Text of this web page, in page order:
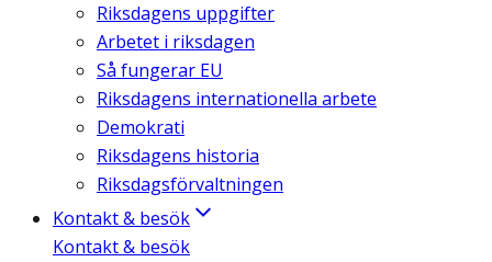
Riksdagens uppgifter
Arbetet i riksdagen
Så fungerar EU
Riksdagens internationella arbete
Demokrati
Riksdagens historia
Riksdagsförvaltningen
Kontakt & besök
Kontakt & besök